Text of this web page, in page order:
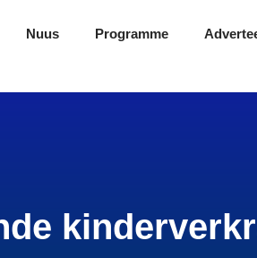
Nuus Programme